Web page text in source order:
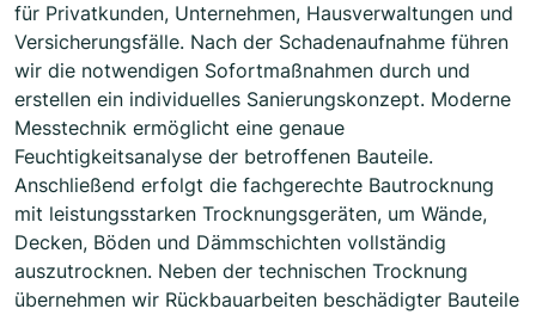
für Privatkunden, Unternehmen, Hausverwaltungen und
Versicherungsfälle. Nach der Schadenaufnahme führen
wir die notwendigen Sofortmaßnahmen durch und
erstellen ein individuelles Sanierungskonzept. Moderne
Messtechnik ermöglicht eine genaue
Feuchtigkeitsanalyse der betroffenen Bauteile.
Anschließend erfolgt die fachgerechte Bautrocknung
mit leistungsstarken Trocknungsgeräten, um Wände,
Decken, Böden und Dämmschichten vollständig
auszutrocknen. Neben der technischen Trocknung
übernehmen wir Rückbauarbeiten beschädigter Bauteile